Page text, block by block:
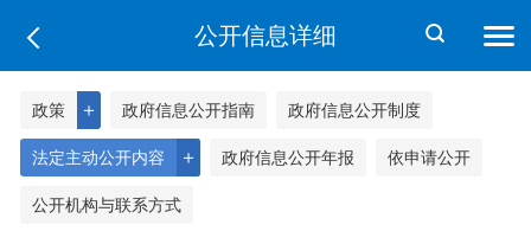
公开信息详细
＋
政策 政府信息公开指南 政府信息公开制度
＋
法定主动公开内容 政府信息公开年报 依申请公开
公开机构与联系方式